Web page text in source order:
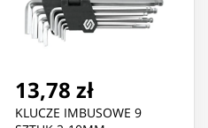
13,78 zł
KLUCZE IMBUSOWE 9